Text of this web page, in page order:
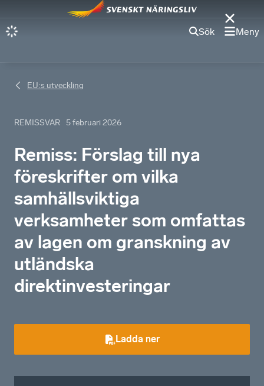
Sök Meny
EU:s utveckling
REMISSVAR 5 februari 2026
Remiss: Förslag till nya
föreskrifter om vilka
samhällsviktiga
verksamheter som omfattas
av lagen om granskning av
utländska
direktinvesteringar
Ladda ner